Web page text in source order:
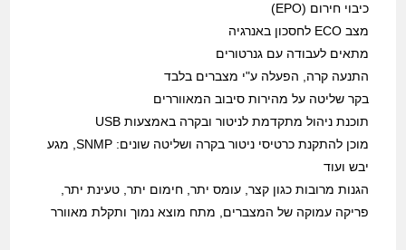
כיבוי חירום (EPO)
מצב ECO לחסכון באנרגיה
מתאים לעבודה עם גנרטורים
התנעה קרה, הפעלה ע"י מצברים בלבד
בקר שליטה על מהירות סיבוב המאווררים
תוכנת ניהול מתקדמת לניטור ובקרה באמצעות USB
מוכן להתקנת כרטיסי ניטור בקרה ושליטה שונים: SNMP, מגע
יבש ועוד
הגנות מרובות כגון קצר, עומס יתר, חימום יתר, טעינת יתר,
פריקה עמוקה של המצברים, מתח מוצא נמוך ותקלת מאוורר